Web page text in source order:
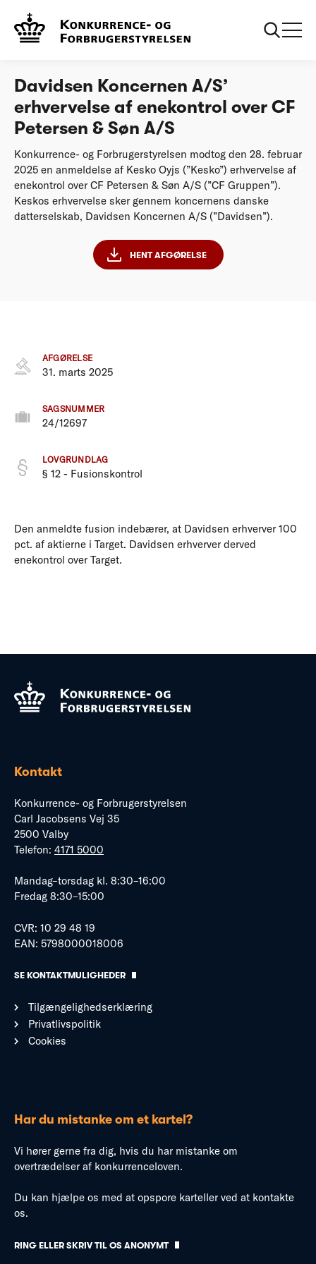
Afgørelser
enekontrol over CF Petersen og Søn AS
Davidsen Koncernen A/S’
erhvervelse af enekontrol over CF
Petersen & Søn A/S
Konkurrence- og Forbrugerstyrelsen modtog den 28. februar
2025 en anmeldelse af Kesko Oyjs (”Kesko”) erhvervelse af
enekontrol over CF Petersen & Søn A/S (”CF Gruppen”).
Keskos erhvervelse sker gennem koncernens danske
datterselskab, Davidsen Koncernen A/S (”Davidsen”).
HENT AFGØRELSE
AFGØRELSE
31. marts 2025
SAGSNUMMER
24/12697
LOVGRUNDLAG
§ 12 - Fusionskontrol
Den anmeldte fusion indebærer, at Davidsen erhverver 100
pct. af aktierne i Target. Davidsen erhverver derved
enekontrol over Target.
Kontakt
Konkurrence- og Forbrugerstyrelsen
Carl Jacobsens Vej 35
2500 Valby
Telefon: 4171 5000
Mandag–torsdag kl. 8:30–16:00
Fredag 8:30–15:00
CVR: 10 29 48 19
EAN: 5798000018006
SE KONTAKTMULIGHEDER
Tilgængelighedserklæring
Privatlivspolitik
Cookies
Har du mistanke om et kartel?
Vi hører gerne fra dig, hvis du har mistanke om
overtrædelser af konkurrenceloven.
Du kan hjælpe os med at opspore karteller ved at kontakte
os.
RING ELLER SKRIV TIL OS ANONYMT